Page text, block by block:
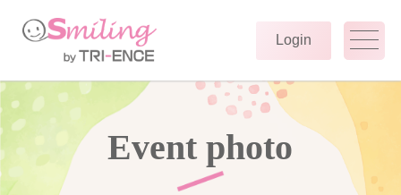
Login
Event photo